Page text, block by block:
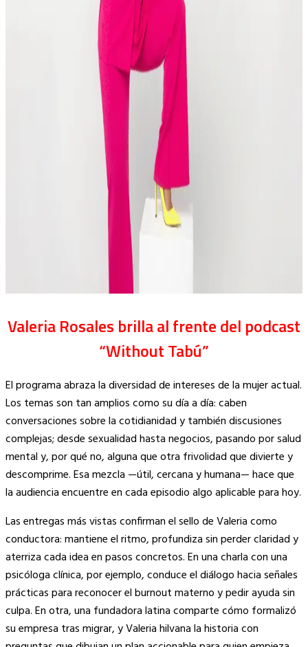
Valeria Rosales brilla al frente del podcast
“Without Tabú”
El programa abraza la diversidad de intereses de la mujer actual.
Los temas son tan amplios como su día a día: caben
conversaciones sobre la cotidianidad y también discusiones
complejas; desde sexualidad hasta negocios, pasando por salud
mental y, por qué no, alguna que otra frivolidad que divierte y
descomprime. Esa mezcla —útil, cercana y humana— hace que
la audiencia encuentre en cada episodio algo aplicable para hoy.
Las entregas más vistas confirman el sello de Valeria como
conductora: mantiene el ritmo, profundiza sin perder claridad y
aterriza cada idea en pasos concretos. En una charla con una
psicóloga clínica, por ejemplo, conduce el diálogo hacia señales
prácticas para reconocer el burnout materno y pedir ayuda sin
culpa. En otra, una fundadora latina comparte cómo formalizó
su empresa tras migrar, y Valeria hilvana la historia con